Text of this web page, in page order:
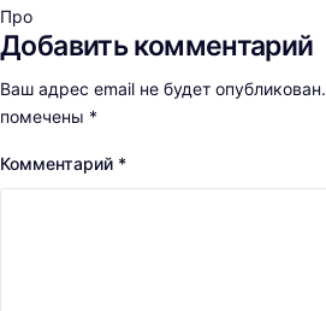
Про
Добавить комментарий
Ваш адрес email не будет опубликован.
помечены *
Комментарий *